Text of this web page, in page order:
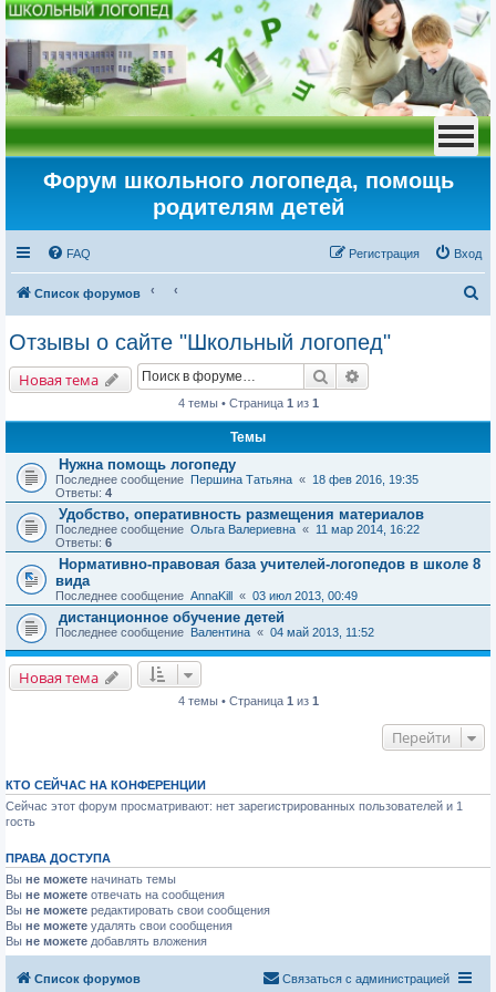
Форум школьного логопеда, помощь
родителям детей
FAQ Вход
Регистрация
Список форумов
о
Отзывы о сайте "Школьный логопед"
Новая тема Поиск
4 темы • Страница 1 из 1
Темы
Нужна помощь логопеду
Последнее сообщение Першина Татьяна « 18 фев 2016, 19:35
Ответы: 4
Удобство, оперативность размещения материалов
Последнее сообщение Ольга Валериевна « 11 мар 2014, 16:22
Ответы: 6
Нормативно-правовая база учителей-логопедов в школе 8
вида
Последнее сообщение AnnaKill « 03 июл 2013, 00:49
дистанционное обучение детей
Последнее сообщение Валентина « 04 май 2013, 11:52
Новая тема
4 темы • Страница 1 из 1
Перейти
КТО СЕЙЧАС НА КОНФЕРЕНЦИИ
Сейчас этот форум просматривают: нет зарегистрированных пользователей и 1
гость
ПРАВА ДОСТУПА
Вы не можете начинать темы
Вы не можете отвечать на сообщения
Вы не можете редактировать свои сообщения
Вы не можете удалять свои сообщения
Вы не можете добавлять вложения
Список форумов Связаться с администрацией